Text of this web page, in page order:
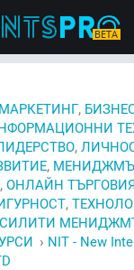
,
,
,
, ОНЛАЙН
,
› NIT - New